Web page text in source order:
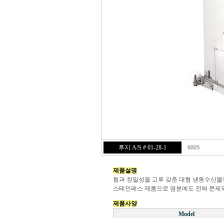
후지 A/S # 01-28-1 600S
제품설명
힘과 정밀성을 고루 갖춘 대형 냉동수산
스테인레스 제품으로 염분에도 전혀 문
제품사양
Model